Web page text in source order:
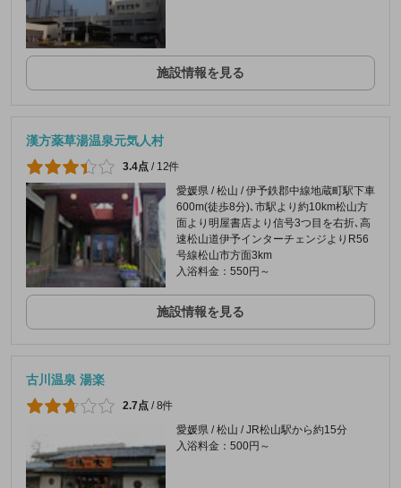
施設情報を見る
漢方薬草湯温泉元気人村
3.4点 / 12件
愛媛県 / 松山 / 伊予鉄郡中線地蔵町駅下車
600m(徒歩8分)､市駅より約10km松山方
面より明屋書店より信号3つ目を右折､高
速松山道伊予インターチェンジよりR56
号線松山市方面3km
入浴料金：550円～
施設情報を見る
古川温泉 湯楽
2.7点 /8件
愛媛県 / 松山 / JR松山駅から約15分
入浴料金：500円～